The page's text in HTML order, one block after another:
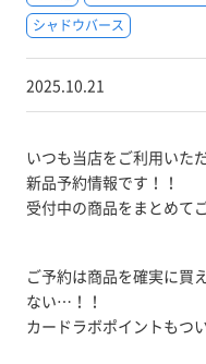
シャドウバース
2025.10.21
いつも当店をご利用いた
新品予約情報です！！
受付中の商品をまとめて
ご予約は商品を確実に買
ない…！！
カードラボポイントもつ